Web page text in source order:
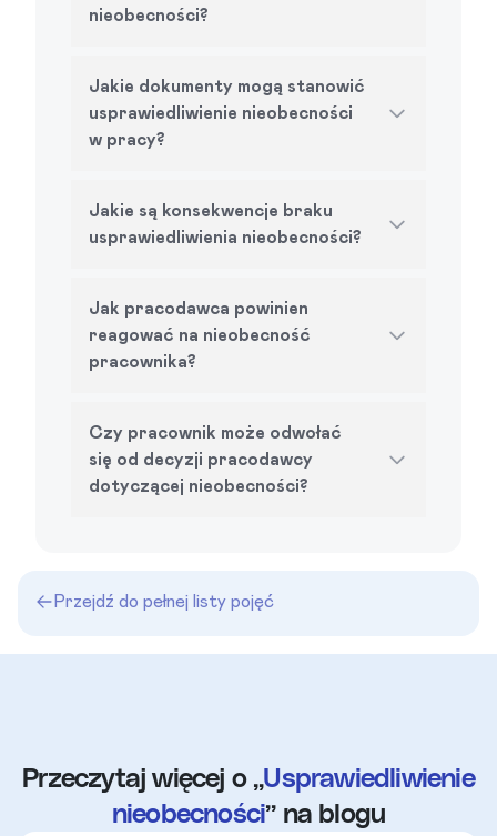
nieobecności?
Jakie dokumenty mogą stanowić
usprawiedliwienie nieobecności
w pracy?
Jakie są konsekwencje braku
usprawiedliwienia nieobecności?
Jak pracodawca powinien
reagować na nieobecność
pracownika?
Czy pracownik może odwołać
się od decyzji pracodawcy
dotyczącej nieobecności?
Przejdź do pełnej listy pojęć
Przeczytaj więcej o „Usprawiedliwienie
nieobecności” na blogu